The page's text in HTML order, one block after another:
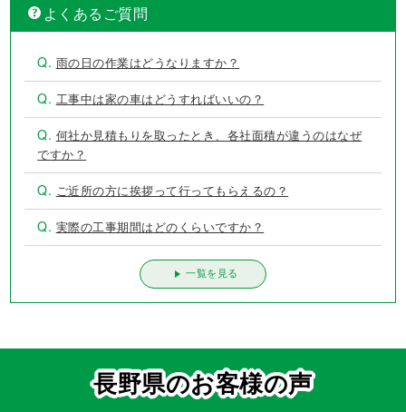
よくあるご質問
Q. 雨の日の作業はどうなりますか？
Q. 工事中は家の車はどうすればいいの？
Q. 何社か見積もりを取ったとき、各社面積が違うのはなぜ
ですか？
Q. ご近所の方に挨拶って行ってもらえるの？
Q. 実際の工事期間はどのくらいですか？
一覧を見る
長野県のお客様の声